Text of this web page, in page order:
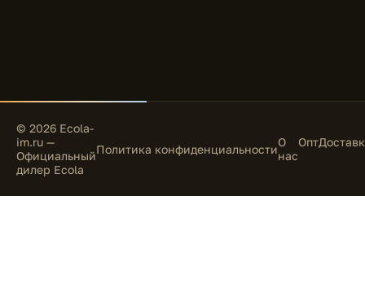
© 2026 Ecola-
im.ru —
Официальный
дилер Ecola
Политика конфиденциальностиО
нас
Опт